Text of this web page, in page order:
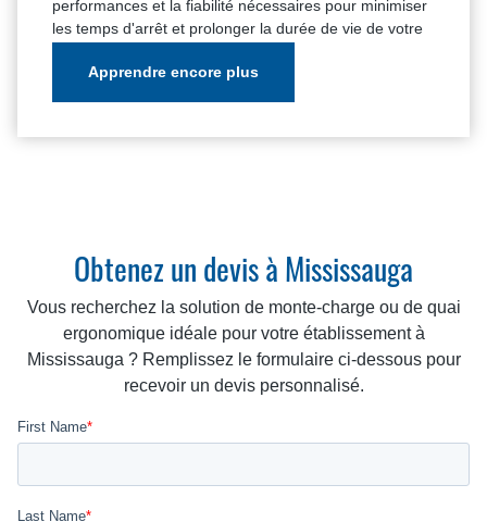
performances et la fiabilité nécessaires pour minimiser
les temps d'arrêt et prolonger la durée de vie de votre
Apprendre encore plus
Obtenez un devis à Mississauga
Vous recherchez la solution de monte-charge ou de quai
ergonomique idéale pour votre établissement à
Mississauga ? Remplissez le formulaire ci-dessous pour
recevoir un devis personnalisé.